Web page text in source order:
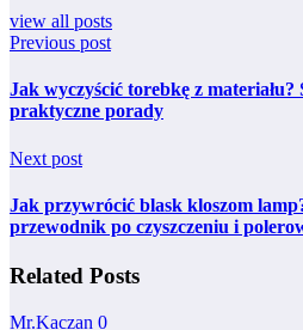
view all posts
Previous post
Jak wyczyścić torebkę z materiału?
praktyczne porady
Next post
Jak przywrócić blask kloszom
przewodnik po czyszczeniu i
Related Posts
Mr.Kaczan 0